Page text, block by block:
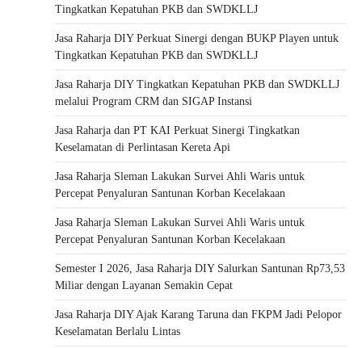
Tingkatkan Kepatuhan PKB dan SWDKLLJ
Jasa Raharja DIY Perkuat Sinergi dengan BUKP Playen untuk
Tingkatkan Kepatuhan PKB dan SWDKLLJ
Jasa Raharja DIY Tingkatkan Kepatuhan PKB dan SWDKLLJ
melalui Program CRM dan SIGAP Instansi
Jasa Raharja dan PT KAI Perkuat Sinergi Tingkatkan
Keselamatan di Perlintasan Kereta Api
Jasa Raharja Sleman Lakukan Survei Ahli Waris untuk
Percepat Penyaluran Santunan Korban Kecelakaan
Jasa Raharja Sleman Lakukan Survei Ahli Waris untuk
Percepat Penyaluran Santunan Korban Kecelakaan
Semester I 2026, Jasa Raharja DIY Salurkan Santunan Rp73,53
Miliar dengan Layanan Semakin Cepat
Jasa Raharja DIY Ajak Karang Taruna dan FKPM Jadi Pelopor
Keselamatan Berlalu Lintas